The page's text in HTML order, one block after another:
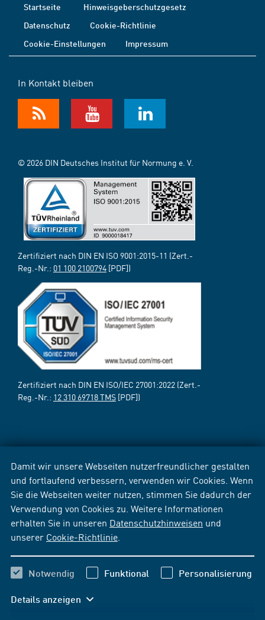
Damit wir unsere Webseiten nutzerfreundlicher gestalten
und fortlaufend verbessern, verwenden wir Cookies. Wenn
Sie die Webseiten weiter nutzen, stimmen Sie dadurch der
Verwendung von Cookies zu. Weitere Informationen
erhalten Sie in unseren Datenschutzhinweisen und
unserer Cookie-Richtlinie
Notwendig Funktional Personalisierung
Details anzeigen
Startseite
Hinweisgeberschutzgesetz
Datenschutz
Cookie-Richtlinie
Cookie-Einstellungen
Impressum
In Kontakt bleiben
© 2026 DIN Deutsches Institut für Normung e. V.
Zertifiziert nach DIN EN ISO 9001:2015-11 (Zert.-
Reg.-Nr.: 01 100 2100794 [PDF])
Zertifiziert nach DIN EN ISO/IEC 27001:2022 (Zert.-
Reg.-Nr.: 12 310 69718 TMS [PDF])